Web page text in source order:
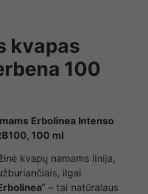
kvapas
100
Erbolinea Intenso
100 ml
kvapų namams linija,
ilgai
– tai natūralaus